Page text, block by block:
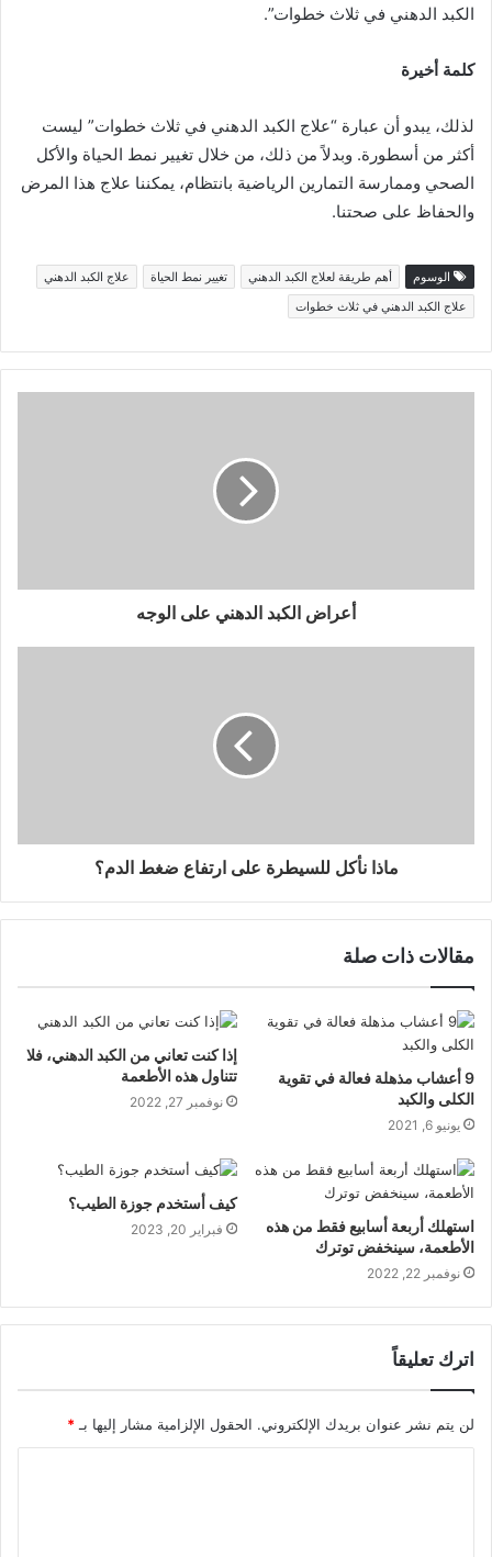
الكبد الدهني في ثلاث خطوات”.
كلمة أخيرة
لذلك، يبدو أن عبارة “علاج الكبد الدهني في ثلاث خطوات” ليست
أكثر من أسطورة. وبدلاً من ذلك، من خلال تغيير نمط الحياة والأكل
الصحي وممارسة التمارين الرياضية بانتظام، يمكننا علاج هذا المرض
والحفاظ على صحتنا.
الوسوم أهم طريقة لعلاج الكبد الدهني تغيير نمط الحياة
علاج الكبد الدهني
علاج الكبد الدهني في ثلاث خطوات
أعراض الكبد الدهني على الوجه
ماذا نأكل للسيطرة على ارتفاع ضغط الدم؟
مقالات ذات صلة
9 أعشاب مذهلة فعالة في تقوية
الكلى والكبد
يونيو 6, 2021
إذا كنت تعاني من الكبد الدهني، فلا
تتناول هذه الأطعمة
نوفمبر 27, 2022
استهلك أربعة أسابيع فقط من هذه
الأطعمة، سينخفض توترك
نوفمبر 22, 2022
كيف أستخدم جوزة الطيب؟
فبراير 20, 2023
اترك تعليقاً
لن يتم نشر عنوان بريدك الإلكتروني. الحقول الإلزامية مشار إليها بـ *